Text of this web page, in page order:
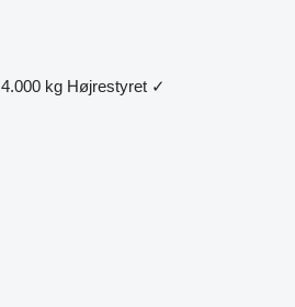
4.000 kg Højrestyret ✓